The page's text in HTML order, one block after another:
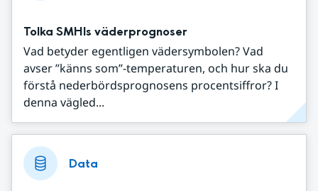
Tolka SMHIs väderprognoser
Vad betyder egentligen vädersymbolen? Vad
avser ”känns som”-temperaturen, och hur ska du
förstå nederbördsprognosens procentsiffror? I
denna vägled...
Data